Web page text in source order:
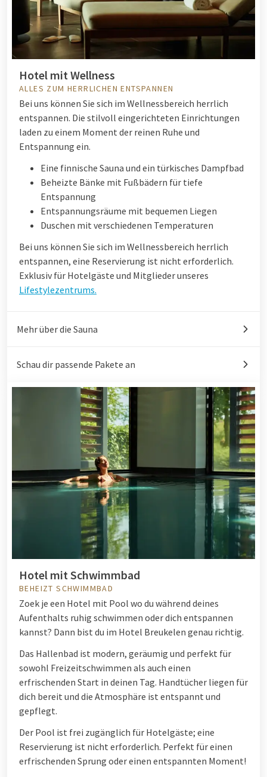
Hotel mit Wellness
ALLES ZUM HERRLICHEN ENTSPANNEN
Bei uns können Sie sich im Wellnessbereich herrlich
entspannen. Die stilvoll eingerichteten Einrichtungen
laden zu einem Moment der reinen Ruhe und
Entspannung ein.
Eine finnische Sauna und ein türkisches Dampfbad
Beheizte Bänke mit Fußbädern für tiefe
Entspannung
Entspannungsräume mit bequemen Liegen
Duschen mit verschiedenen Temperaturen
Bei uns können Sie sich im Wellnessbereich herrlich
entspannen, eine Reservierung ist nicht erforderlich.
Exklusiv für Hotelgäste und Mitglieder unseres
Lifestylezentrums.
Mehr über die Sauna
Schau dir passende Pakete an
Hotel mit Schwimmbad
BEHEIZT SCHWIMMBAD
Zoek je een Hotel mit Pool wo du während deines
Aufenthalts ruhig schwimmen oder dich entspannen
kannst? Dann bist du im Hotel Breukelen genau richtig.
Das Hallenbad ist modern, geräumig und perfekt für
sowohl Freizeitschwimmen als auch einen
erfrischenden Start in deinen Tag. Handtücher liegen für
dich bereit und die Atmosphäre ist entspannt und
gepflegt.
Der Pool ist frei zugänglich für Hotelgäste; eine
Reservierung ist nicht erforderlich. Perfekt für einen
erfrischenden Sprung oder einen entspannten Moment!